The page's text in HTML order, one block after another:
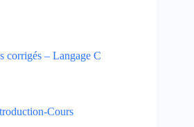
corrigés – Langage C
Cours